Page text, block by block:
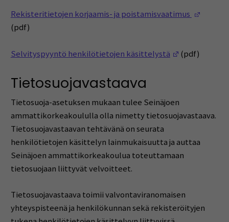
Rekisteritietojen korjaamis- ja poistamisvaatimus
(pdf)
Selvityspyyntö henkilötietojen käsittelystä (Opens in a
(pdf)
Tietosuojavastaava
Tietosuoja-asetuksen mukaan tulee Seinäjoen
ammattikorkeakoululla olla nimetty tietosuojavastaava.
Tietosuojavastaavan tehtävänä on seurata
henkilötietojen käsittelyn lainmukaisuutta ja auttaa
Seinäjoen ammattikorkeakoulua toteuttamaan
tietosuojaan liittyvät velvoitteet.
Tietosuojavastaava toimii valvontaviranomaisen
yhteyspisteenä ja henkilökunnan sekä rekisteröityjen